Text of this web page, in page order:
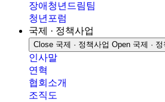
장애청년드림팀
청년포럼
국제 · 정책사업
Close 국제 · 정책사업 Open 국제 · 정
인사말
연혁
협회소개
조직도